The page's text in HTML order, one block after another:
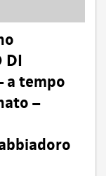
DI
a tempo
–